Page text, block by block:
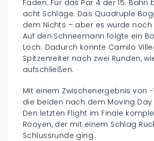
Faden: Für das Par 4 der 15. Bahn
acht Schläge. Das Quadruple
dem Nichts – aber es wurde
Auf den Schneemann folgte ein
Loch. Dadurch konnte Camilo
Spitzenreiter nach zwei Runden,
aufschließen.
Mit einem Zwischenergebnis von
die beiden nach dem Moving Day
Den letzten Flight im Finale
Rooyen, der mit einem Schlag
Schlussrunde ging.